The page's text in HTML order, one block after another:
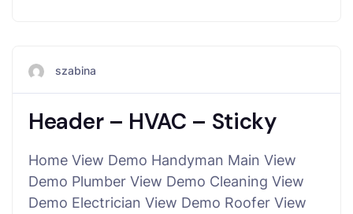
szabina
Header – HVAC – Sticky
Home View Demo Handyman Main View
Demo Plumber View Demo Cleaning View
Demo Electrician View Demo Roofer View